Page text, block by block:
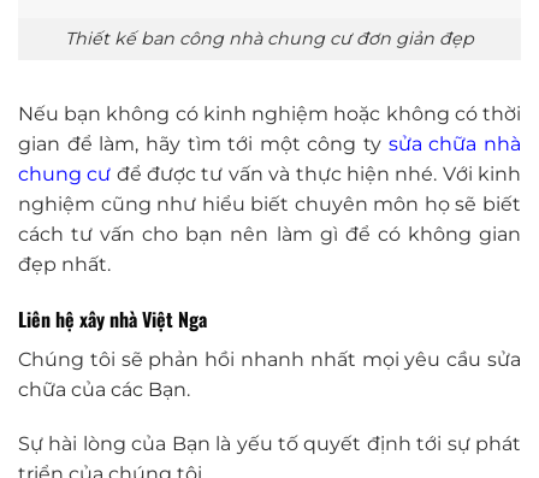
Thiết kế ban công nhà chung cư đơn giản đẹp
Nếu bạn không có kinh nghiệm hoặc không có thời
gian để làm, hãy tìm tới một công ty sửa chữa nhà
chung cư để được tư vấn và thực hiện nhé. Với kinh
nghiệm cũng như hiểu biết chuyên môn họ sẽ biết
cách tư vấn cho bạn nên làm gì để có không gian
đẹp nhất.
Liên hệ xây nhà Việt Nga
Chúng tôi sẽ phản hồi nhanh nhất mọi yêu cầu sửa
chữa của các Bạn.
Sự hài lòng của Bạn là yếu tố quyết định tới sự phát